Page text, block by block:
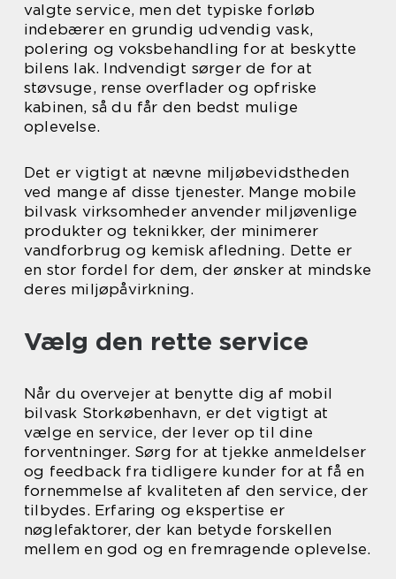
valgte service, men det typiske forløb
indebærer en grundig udvendig vask,
polering og voksbehandling for at beskytte
bilens lak. Indvendigt sørger de for at
støvsuge, rense overflader og opfriske
kabinen, så du får den bedst mulige
oplevelse.
Det er vigtigt at nævne miljøbevidstheden
ved mange af disse tjenester. Mange mobile
bilvask virksomheder anvender miljøvenlige
produkter og teknikker, der minimerer
vandforbrug og kemisk afledning. Dette er
en stor fordel for dem, der ønsker at mindske
deres miljøpåvirkning.
Vælg den rette service
Når du overvejer at benytte dig af mobil
bilvask Storkøbenhavn, er det vigtigt at
vælge en service, der lever op til dine
forventninger. Sørg for at tjekke anmeldelser
og feedback fra tidligere kunder for at få en
fornemmelse af kvaliteten af den service, der
tilbydes. Erfaring og ekspertise er
nøglefaktorer, der kan betyde forskellen
mellem en god og en fremragende oplevelse.